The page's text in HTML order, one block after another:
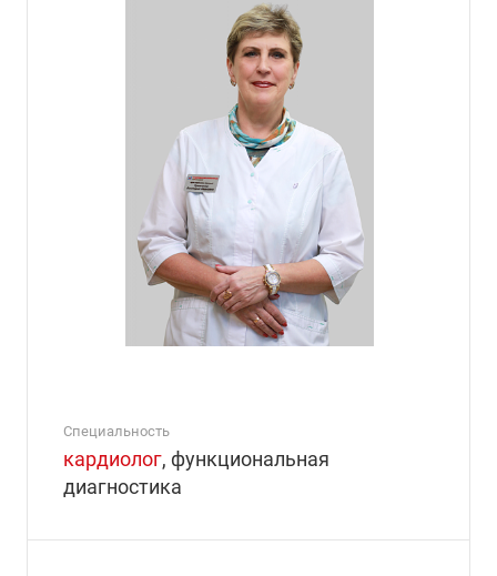
Специальность
кардиолог, функциональная
диагностика